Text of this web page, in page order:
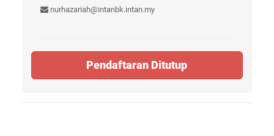
nurhazariah@intanbk.intan.my
Pendaftaran Ditutup